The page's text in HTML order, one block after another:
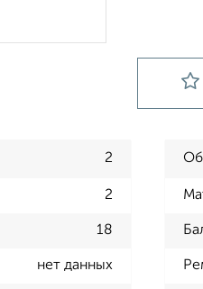
2
2
18
нет данных